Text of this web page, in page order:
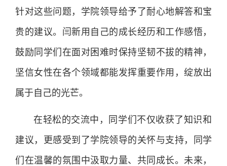
针对这些问题，学院领导给予了耐心地解答和宝
贵的建议。闫新用自己的成长经历和工作感悟，
鼓励同学们在面对困难时保持坚韧不拔的精神，
坚信女性在各个领域都能发挥重要作用，绽放出
属于自己的光芒。
在轻松的交流中，同学们不仅收获了知识和
建议，更感受到了学院领导的关怀与支持，同学
们在温馨的氛围中汲取力量、共同成长。未来，